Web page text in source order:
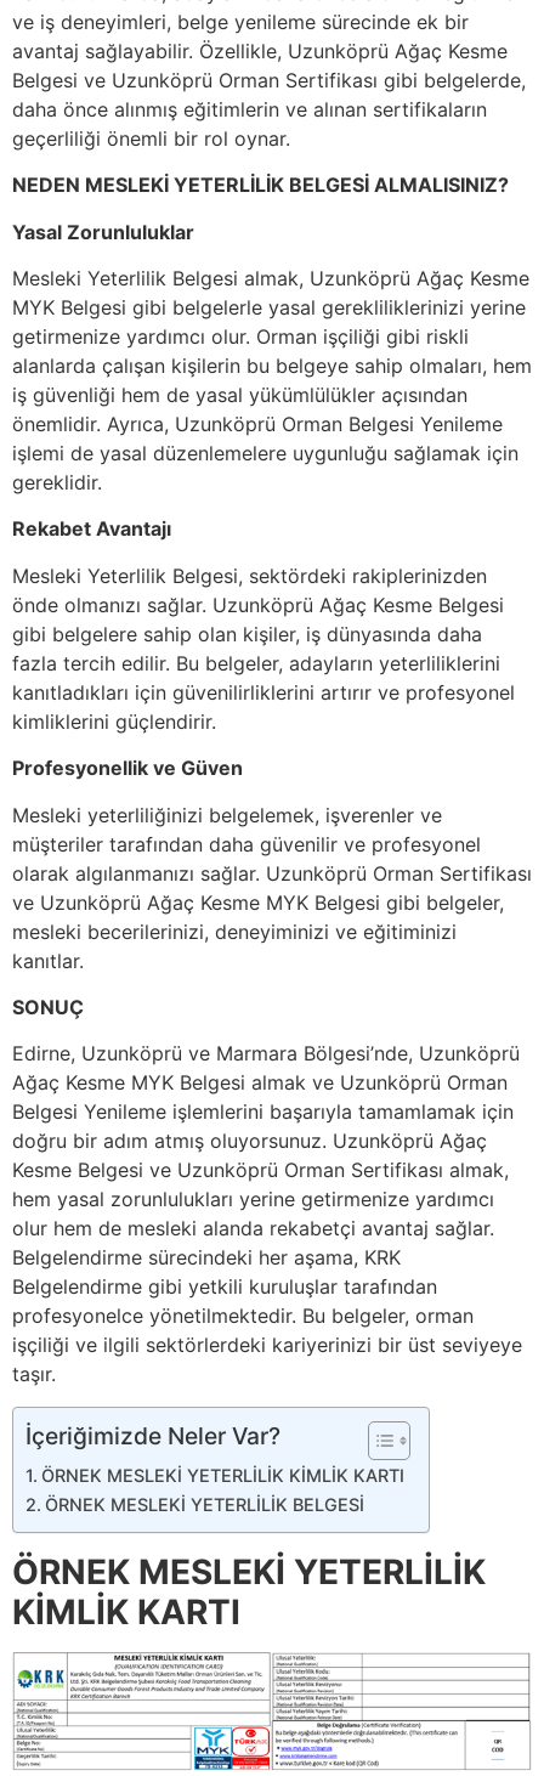
ve iş deneyimleri, belge yenileme sürecinde ek bir
avantaj sağlayabilir. Özellikle, Uzunköprü Ağaç Kesme
Belgesi ve Uzunköprü Orman Sertifikası gibi belgelerde,
daha önce alınmış eğitimlerin ve alınan sertifikaların
geçerliliği önemli bir rol oynar.
NEDEN MESLEKİ YETERLİLİK BELGESİ ALMALISINIZ?
Yasal Zorunluluklar
Mesleki Yeterlilik Belgesi almak, Uzunköprü Ağaç Kesme
MYK Belgesi gibi belgelerle yasal gerekliliklerinizi yerine
getirmenize yardımcı olur. Orman işçiliği gibi riskli
alanlarda çalışan kişilerin bu belgeye sahip olmaları, hem
iş güvenliği hem de yasal yükümlülükler açısından
önemlidir. Ayrıca, Uzunköprü Orman Belgesi Yenileme
işlemi de yasal düzenlemelere uygunluğu sağlamak için
gereklidir.
Rekabet Avantajı
Mesleki Yeterlilik Belgesi, sektördeki rakiplerinizden
önde olmanızı sağlar. Uzunköprü Ağaç Kesme Belgesi
gibi belgelere sahip olan kişiler, iş dünyasında daha
fazla tercih edilir. Bu belgeler, adayların yeterliliklerini
kanıtladıkları için güvenilirliklerini artırır ve profesyonel
kimliklerini güçlendirir.
Profesyonellik ve Güven
Mesleki yeterliliğinizi belgelemek, işverenler ve
müşteriler tarafından daha güvenilir ve profesyonel
olarak algılanmanızı sağlar. Uzunköprü Orman Sertifikası
ve Uzunköprü Ağaç Kesme MYK Belgesi gibi belgeler,
mesleki becerilerinizi, deneyiminizi ve eğitiminizi
kanıtlar.
SONUÇ
Edirne, Uzunköprü ve Marmara Bölgesi’nde, Uzunköprü
Ağaç Kesme MYK Belgesi almak ve Uzunköprü Orman
Belgesi Yenileme işlemlerini başarıyla tamamlamak için
doğru bir adım atmış oluyorsunuz. Uzunköprü Ağaç
Kesme Belgesi ve Uzunköprü Orman Sertifikası almak,
hem yasal zorunlulukları yerine getirmenize yardımcı
olur hem de mesleki alanda rekabetçi avantaj sağlar.
Belgelendirme sürecindeki her aşama, KRK
Belgelendirme gibi yetkili kuruluşlar tarafından
profesyonelce yönetilmektedir. Bu belgeler, orman
işçiliği ve ilgili sektörlerdeki kariyerinizi bir üst seviyeye
taşır.
İçeriğimizde Neler Var?
ÖRNEK MESLEKİ YETERLİLİK KİMLİK KARTI
ÖRNEK MESLEKİ YETERLİLİK BELGESİ
ÖRNEK MESLEKİ YETERLİLİK
KİMLİK KARTI